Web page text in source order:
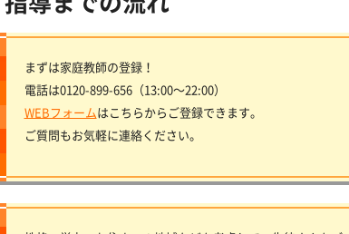
まずは家庭教師の登録！
電話は0120-899-656（13:00〜22:00）
WEBフォームはこちらからご登録できます。
ご質問もお気軽に連絡ください。